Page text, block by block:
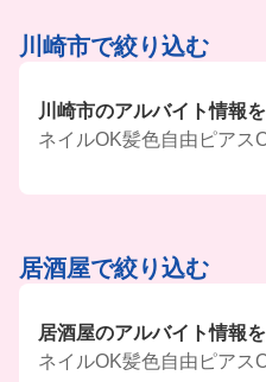
川崎市で絞り込む
川崎市のアルバイト情報
ネイルOK髪色自由 ピアス
居酒屋で絞り込む
居酒屋のアルバイト情報
ネイルOK髪色自由 ピアス